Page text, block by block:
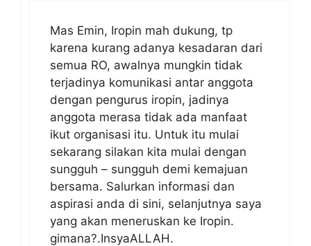
Mas Emin, Iropin mah dukung, tp
karena kurang adanya kesadaran dari
semua RO, awalnya mungkin tidak
terjadinya komunikasi antar anggota
dengan pengurus iropin, jadinya
anggota merasa tidak ada manfaat
ikut organisasi itu. Untuk itu mulai
sekarang silakan kita mulai dengan
sungguh – sungguh demi kemajuan
bersama. Salurkan informasi dan
aspirasi anda di sini, selanjutnya saya
yang akan meneruskan ke Iropin.
gimana?.InsyaALLAH.